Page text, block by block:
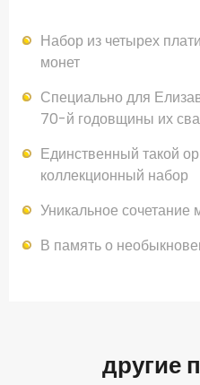
Набор из четырех
монет
Специально для
70-й годовщины их
Единственный такой
коллекционный набор
Уникальное сочетание
В память о
другие